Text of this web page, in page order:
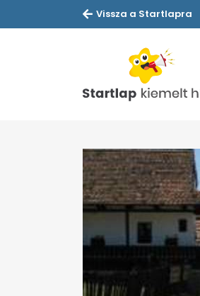
Vissza a Startlapra